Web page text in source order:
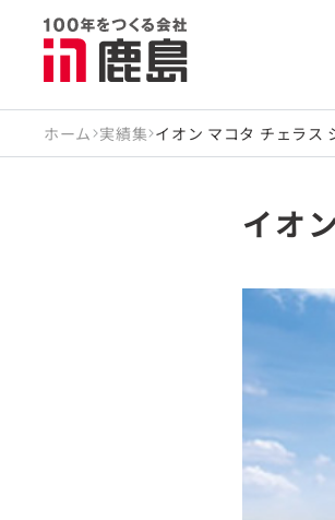
ホーム 実績集 イオン マコタ チェラス
イオ